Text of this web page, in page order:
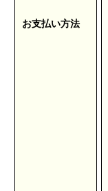
お支払い方法